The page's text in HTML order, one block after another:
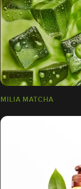
MILIA MATCHA